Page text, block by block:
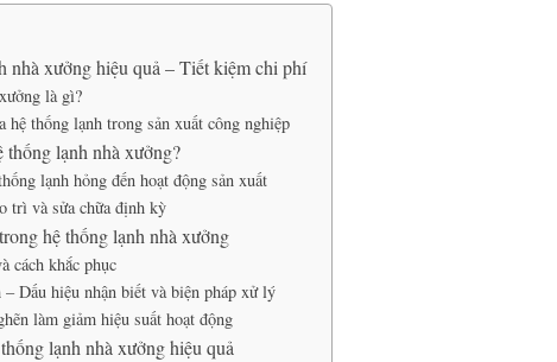
nhà xưởng hiệu quả – Tiết kiệm chi phí
là gì?
hệ thống lạnh trong sản xuất công nghiệp
thống lạnh nhà xưởng?
lạnh hỏng đến hoạt động sản xuất
trì và sửa chữa định kỳ
hệ thống lạnh nhà xưởng
cách khắc phục
Dấu hiệu nhận biết và biện pháp xử lý
làm giảm hiệu suất hoạt động
lạnh nhà xưởng hiệu quả